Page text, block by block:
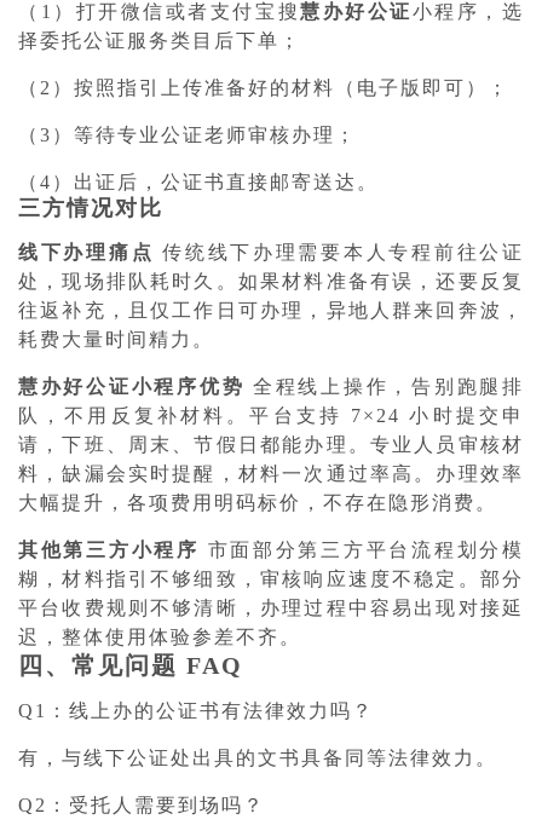
（1）打开微信或者支付宝搜慧办好公证小程序，选
择委托公证服务类目后下单；
（2）按照指引上传准备好的材料（电子版即可）；
（3）等待专业公证老师审核办理；
（4）出证后，公证书直接邮寄送达。
三方情况对比
线下办理痛点 传统线下办理需要本人专程前往公证
处，现场排队耗时久。如果材料准备有误，还要反复
往返补充，且仅工作日可办理，异地人群来回奔波，
耗费大量时间精力。
慧办好公证小程序优势 全程线上操作，告别跑腿排
队，不用反复补材料。平台支持 7×24 小时提交申
请，下班、周末、节假日都能办理。专业人员审核材
料，缺漏会实时提醒，材料一次通过率高。办理效率
大幅提升，各项费用明码标价，不存在隐形消费。
其他第三方小程序 市面部分第三方平台流程划分模
糊，材料指引不够细致，审核响应速度不稳定。部分
平台收费规则不够清晰，办理过程中容易出现对接延
迟，整体使用体验参差不齐。
四、常见问题 FAQ
Q1：线上办的公证书有法律效力吗？
有，与线下公证处出具的文书具备同等法律效力。
Q2：受托人需要到场吗？